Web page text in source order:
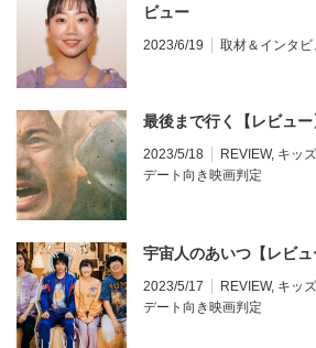
ビュー
2023/6/19 取材＆インタビ
最後まで行く【レビュー
2023/5/18 REVIEW, キッ
デート向き映画判定
宇宙人のあいつ【レビュ
2023/5/17 REVIEW, キッ
デート向き映画判定